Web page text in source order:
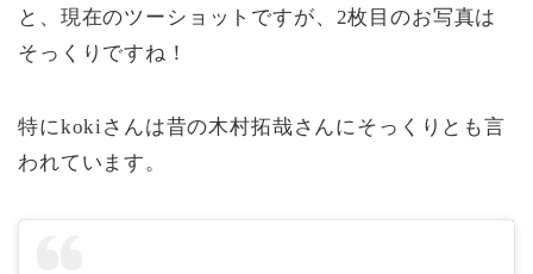
と、現在のツーショットですが、2枚目のお写真は
そっくりですね！
特にkokiさんは昔の木村拓哉さんにそっくりとも言
われています。